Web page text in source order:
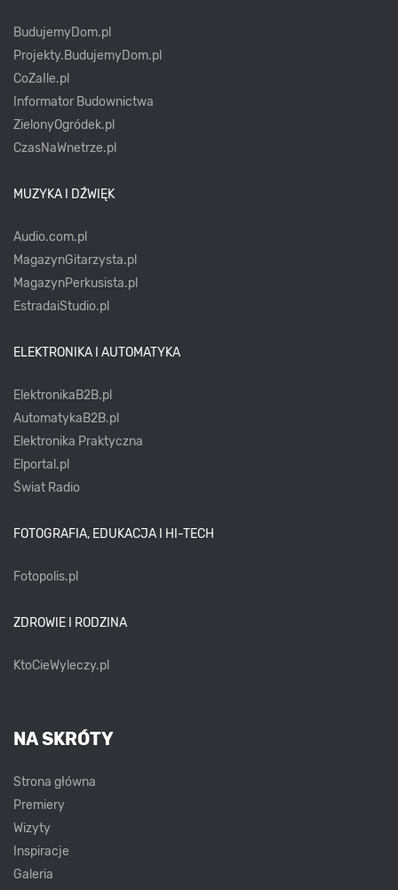
BudujemyDom.pl
Projekty.BudujemyDom.pl
CoZaIle.pl
Informator Budownictwa
ZielonyOgródek.pl
CzasNaWnetrze.pl
MUZYKA I DŹWIĘK
Audio.com.pl
MagazynGitarzysta.pl
MagazynPerkusista.pl
EstradaiStudio.pl
ELEKTRONIKA I AUTOMATYKA
ElektronikaB2B.pl
AutomatykaB2B.pl
Elektronika Praktyczna
Elportal.pl
Świat Radio
FOTOGRAFIA, EDUKACJA I HI-TECH
Fotopolis.pl
ZDROWIE I RODZINA
KtoCieWyleczy.pl
NA SKRÓTY
Strona główna
Premiery
Wizyty
Inspiracje
Galeria